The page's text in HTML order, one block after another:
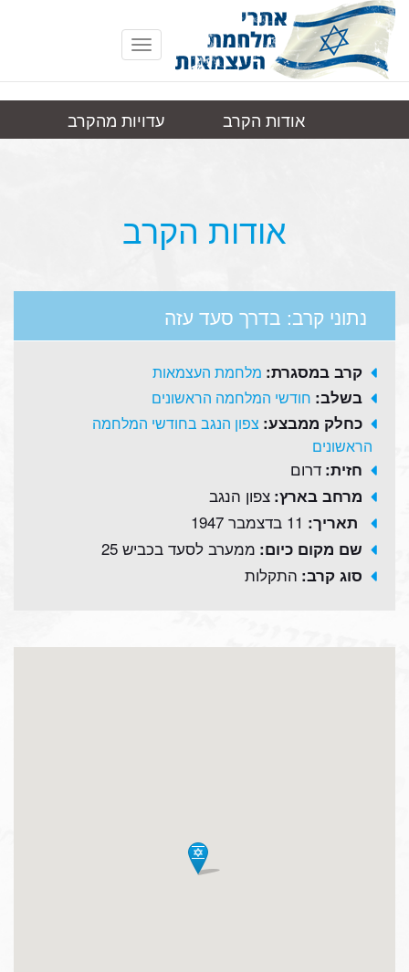
Toggle
navigation
בדרך סעד
אודות הקרב
עדויות מהקרב
אודות הקרב
נתוני קרב: בדרך סעד עזה
קרב במסגרת: מלחמת העצמאות
בשלב: חודשי המלחמה הראשונים
כחלק ממבצע: צפון הנגב בחודשי המלחמה
הראשונים
חזית: דרום
מרחב בארץ: צפון הנגב
תאריך: 11 בדצמבר 1947
שם מקום כיום: ממערב לסעד בכביש 25
סוג קרב: התקלות